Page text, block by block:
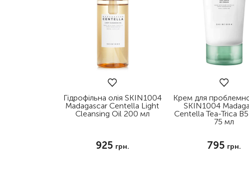
Гідрофільна олія SKIN1004
Madagascar Centella Light
Cleansing Oil 200 мл
925 грн.
Крем для
SKIN1004
Centella Tea-Trica
75 мл
795 грн.